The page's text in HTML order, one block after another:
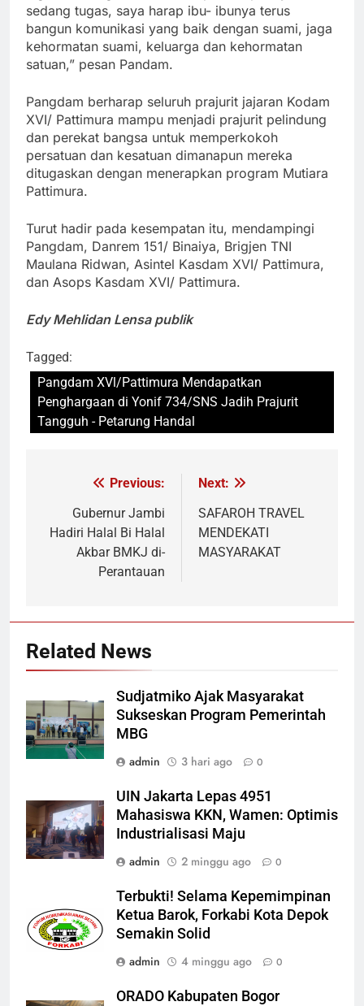
sedang tugas, saya harap ibu- ibunya terus
bangun komunikasi yang baik dengan suami, jaga
kehormatan suami, keluarga dan kehormatan
satuan,” pesan Pandam.
Pangdam berharap seluruh prajurit jajaran Kodam
XVI/ Pattimura mampu menjadi prajurit pelindung
dan perekat bangsa untuk memperkokoh
persatuan dan kesatuan dimanapun mereka
ditugaskan dengan menerapkan program Mutiara
Pattimura.
Turut hadir pada kesempatan itu, mendampingi
Pangdam, Danrem 151/ Binaiya, Brigjen TNI
Maulana Ridwan, Asintel Kasdam XVI/ Pattimura,
dan Asops Kasdam XVI/ Pattimura.
Edy Mehlidan Lensa publik
Tagged:
Pangdam XVl/Pattimura Mendapatkan
Penghargaan di Yonif 734/SNS Jadih Prajurit
Tangguh - Petarung Handal
Navigasi
pos
Previous:
Gubernur Jambi
Hadiri Halal Bi Halal
Akbar BMKJ di-
Perantauan
Next:
SAFAROH TRAVEL
MENDEKATI
MASYARAKAT
Related News
Sudjatmiko Ajak Masyarakat
Sukseskan Program Pemerintah
MBG
admin
3 hari ago 0
UIN Jakarta Lepas 4951
Mahasiswa KKN, Wamen: Optimis
Industrialisasi Maju
admin
2 minggu ago 0
Terbukti! Selama Kepemimpinan
Ketua Barok, Forkabi Kota Depok
Semakin Solid
admin
4 minggu ago 0
ORADO Kabupaten Bogor